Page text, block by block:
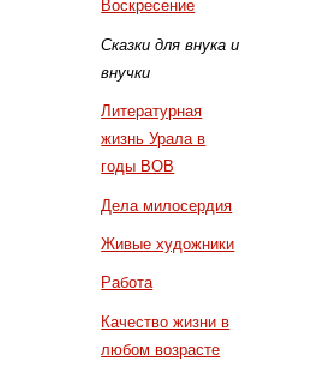
Воскресение
Сказки для внука и
внучки
Литературная
жизнь Урала в
годы ВОВ
Дела милосердия
Живые художники
Работа
Качество жизни в
любом возрасте